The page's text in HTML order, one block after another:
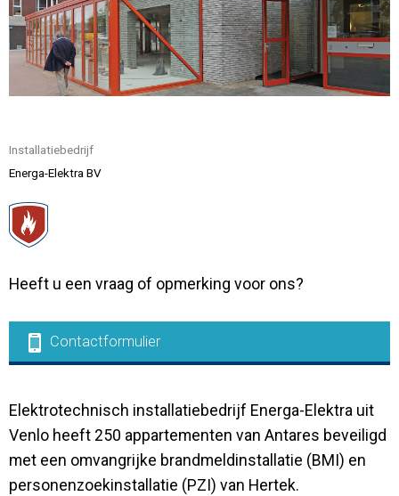
Contact
Installatiebedrijf
Energa-Elektra BV
Heeft u een vraag of opmerking voor ons?
Contactformulier
Elektrotechnisch installatiebedrijf Energa-Elektra uit
Venlo heeft 250 appartementen van Antares beveiligd
met een omvangrijke brandmeldinstallatie (BMI) en
personenzoekinstallatie (PZI) van Hertek.